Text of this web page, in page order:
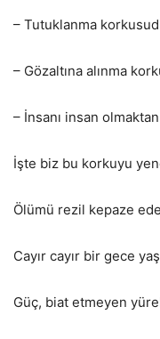
– Tutuklanma
– Gözaltına alınma
– İnsanı insan
İşte biz bu korkuyu
Ölümü rezil kepaze
Cayır cayır bir gece
Güç, biat etmeyen